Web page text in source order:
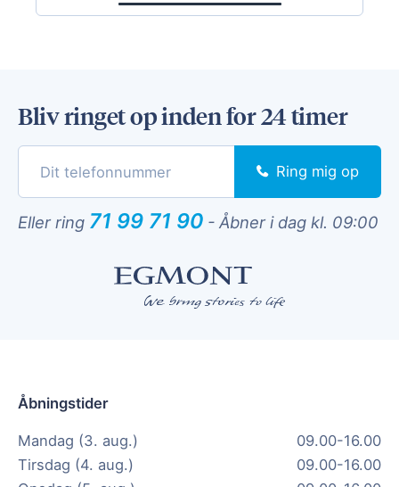
Bliv ringet op inden for 24 timer
Ring mig op
Eller ring 71 99 71 90 - Åbner i dag kl. 09:00
Åbningstider
Mandag (3. aug.)
09.00-16.00
Tirsdag (4. aug.)
09.00-16.00